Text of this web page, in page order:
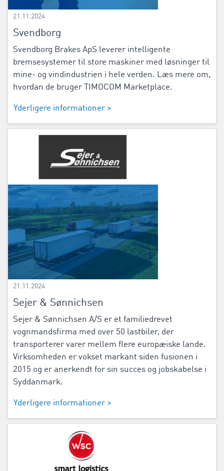
21.11.2024
Svendborg
Svendborg Brakes ApS leverer intelligente
bremsesystemer til store maskiner med løsninger til
mine- og vindindustrien i hele verden. Læs mere om,
hvordan de bruger TIMOCOM Marketplace.
Yderligere informationer >
21.11.2024
Sejer & Sønnichsen
Sejer & Sønnichsen A/S er et familiedrevet
vognmandsfirma med over 50 lastbiler, der
transporterer varer mellem flere europæiske lande.
Virksomheden er vokset markant siden fusionen i
2015 og er anerkendt for sin succes og jobskabelse i
Syddanmark.
Yderligere informationer >